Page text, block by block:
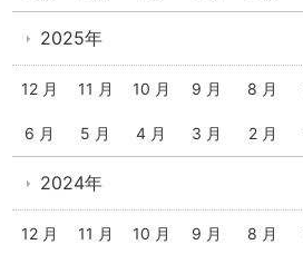
2025年
12 月 11 月 10 月 9 月 8 月
6 月 5 月 4 月 3 月 2 月
2024年
12 月 11 月 10 月 9 月 8 月